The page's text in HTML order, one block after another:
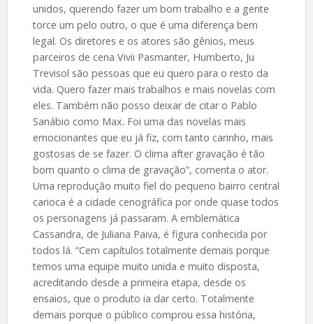
unidos, querendo fazer um bom trabalho e a gente
torce um pelo outro, o que é uma diferença bem
legal. Os diretores e os atores são gênios, meus
parceiros de cena Vivii Pasmanter, Humberto, Ju
Trevisol são pessoas que eu quero para o resto da
vida. Quero fazer mais trabalhos e mais novelas com
eles. Também não posso deixar de citar o Pablo
Sanábio como Max. Foi uma das novelas mais
emocionantes que eu já fiz, com tanto carinho, mais
gostosas de se fazer. O clima after gravação é tão
bom quanto o clima de gravação”, comenta o ator.
Uma reprodução muito fiel do pequeno bairro central
carioca é a cidade cenográfica por onde quase todos
os personagens já passaram. A emblemática
Cassandra, de Juliana Paiva, é figura conhecida por
todos lá. “Cem capítulos totalmente demais porque
temos uma equipe muito unida e muito disposta,
acreditando desde a primeira etapa, desde os
ensaios, que o produto ia dar certo. Totalmente
demais porque o público comprou essa história,